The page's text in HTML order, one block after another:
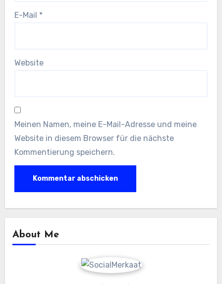
E-Mail *
Website
Meinen Namen, meine E-Mail-Adresse und meine
Website in diesem Browser für die nächste
Kommentierung speichern.
About Me